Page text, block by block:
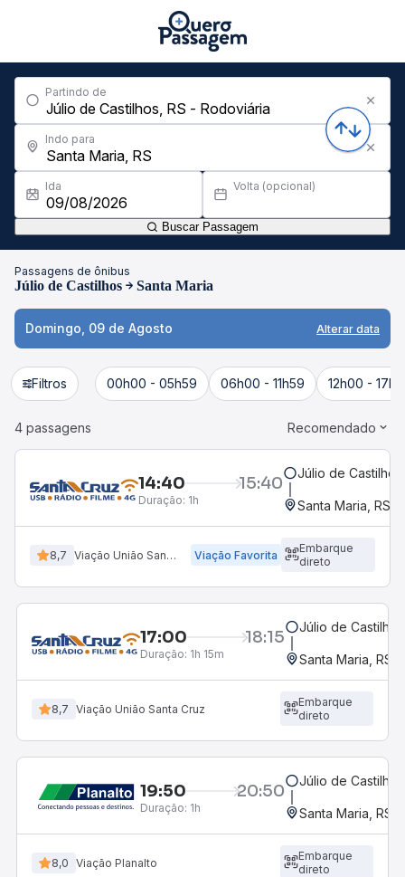
Partindo de
Indo para
Ida Volta (opcional)
Buscar Passagem
Passagens de ônibus
Júlio de Castilhos Santa Maria
Domingo, 09 de Agosto Alterar data
Filtros 00h00 - 05h59 06h00 - 11h59 12h00 -
4 passagens Recomendado
14:40 15:40
Duração: 1h
Júlio de
Santa Maria, RS
8,7 Viação União Santa Cruz Viação Favorita
Embarque
direto
17:00 18:15
Duração: 1h 15m
Júlio de
Santa Maria, RS
8,7 Viação União Santa Cruz
Embarque
direto
19:50 20:50
Duração: 1h
Júlio de
Santa Maria, RS
8,0 Viação Planalto
Embarque
direto